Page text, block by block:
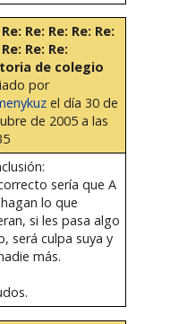
Re: Re: Re: Re:
Re: Re:
de colegio
por
el día 30 de
de 2005 a las
sería que A
lo que
si les pasa algo
será culpa suya y
más.